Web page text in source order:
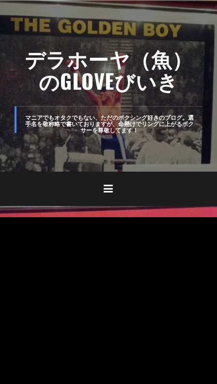
ン
キ
プ
デラホーヤ（魚）
のGLOVEびいき
マニアでもオタクでもない、ただのボクシング好きのブログ。選
手名を敬称略で書いておりますが、命懸けでリングに上がるボク
サーを尊敬してます！